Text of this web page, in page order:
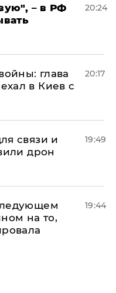
– в РФ
20:24
глава
в Киев с
20:17
связи и
дрон
19:49
на то,
19:44